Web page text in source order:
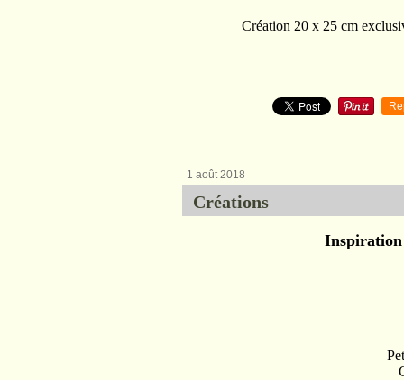
Création 20 x 25 cm
1 août 2018
Créations
Inspiration